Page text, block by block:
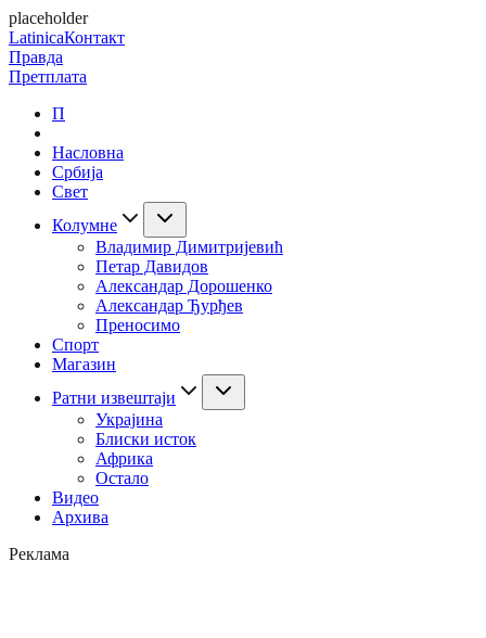
placeholder
LatinicaКонтакт
Правда
Претплата
П
Насловна
Србија
Свет
Колумне
Владимир Димитријевић
Петар Давидов
Александар Дорошенко
Александар Ђурђев
Преносимо
Спорт
Магазин
Ратни извештаји
Украјина
Блиски исток
Африка
Остало
Видео
Архива
Реклама